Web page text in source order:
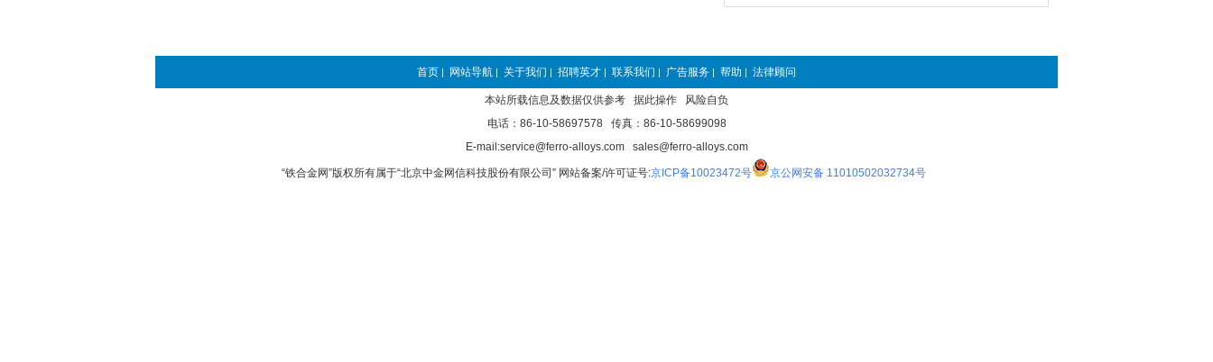
首页 | 网站导航 | 关于我们 | 招聘英才 | 联系我们 | 广告服务 | 帮助 | 法律顾问
本站所载信息及数据仅供参考 据此操作 风险自负
电话：86-10-58697578 传真：86-10-58699098
E-mail:service@ferro-alloys.com sales@ferro-alloys.com
“铁合金网”版权所有属于“北京中金网信科技股份有限公司” 网站备案/许可证号:京ICP备10023472号 京公网安备 11010502032734号